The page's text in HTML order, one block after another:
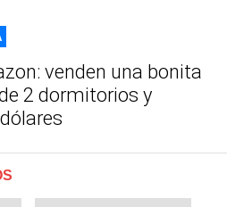
venden una bonita
2 dormitorios y